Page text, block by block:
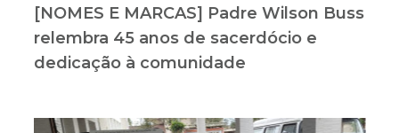
[NOMES E MARCAS] Padre Wilson Buss
relembra 45 anos de sacerdócio e
dedicação à comunidade